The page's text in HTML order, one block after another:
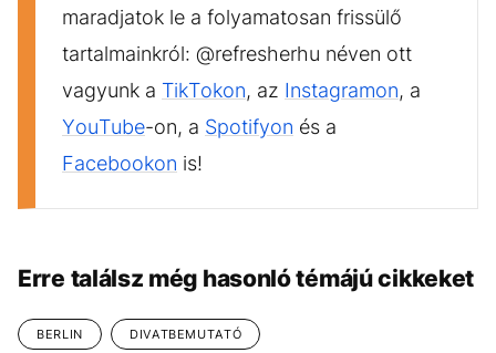
maradjatok le a folyamatosan frissülő
tartalmainkról: @refresherhu néven ott
vagyunk a TikTokon, az Instagramon, a
YouTube-on, a Spotifyon és a
Facebookon is!
Erre találsz még hasonló témájú cikkeket
BERLIN DIVATBEMUTATÓ